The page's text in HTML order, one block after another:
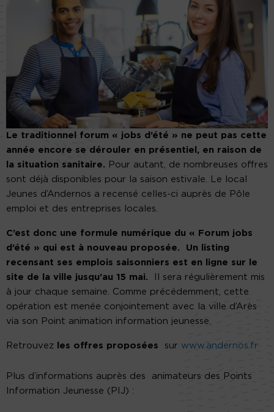
Le traditionnel forum « jobs d’été » ne peut pas cette
année encore se dérouler en présentiel, en raison de
la situation sanitaire. Pour autant, de nombreuses offres
sont déjà disponibles pour la saison estivale. Le local
Jeunes d’Andernos a recensé celles-ci auprès de Pôle
emploi et des entreprises locales.
C’est donc une formule numérique du « Forum jobs
d’été » qui est à nouveau proposée.
Un listing
recensant ses emplois saisonniers est en ligne sur le
site de la ville jusqu’au 15 mai.
Il sera régulièrement mis
à jour chaque semaine. Comme précédemment, cette
opération est menée conjointement avec la ville d’Arès
via son Point animation information jeunesse.
Retrouvez les offres proposées sur www.andernos.fr
Plus d’informations auprès des animateurs des Points
Information Jeunesse (PIJ) :